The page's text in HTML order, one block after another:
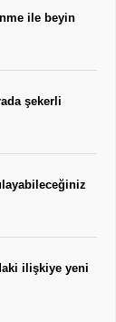
ile beyin
şekerli
ilişkiye yeni